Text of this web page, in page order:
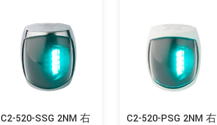
C2-520-SSG 2NM 右
C2-520-PSG 2NM 右